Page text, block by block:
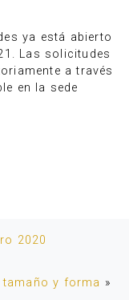
ya está abierto
Las solicitudes
a través
en la sede
2020
y forma »